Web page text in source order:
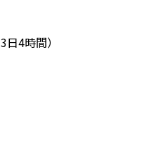
3日4時間）